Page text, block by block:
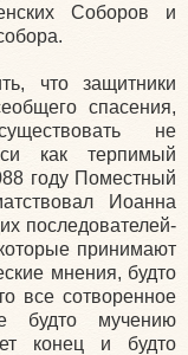
Соборов и
что защитники
спасения,
не
как терпимый
году Поместный
Иоанна
последователей-
принимают
мнения, будто
все сотворенное
будто мучению
конец и будто